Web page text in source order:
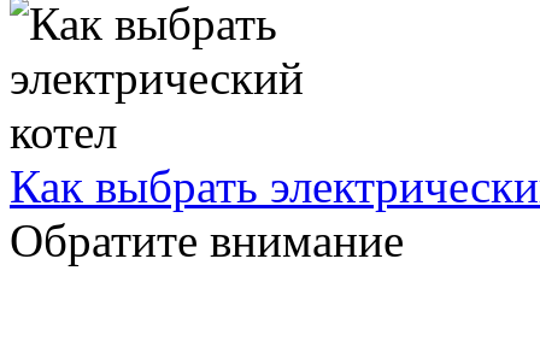
Как выбрать
Обратите внимание